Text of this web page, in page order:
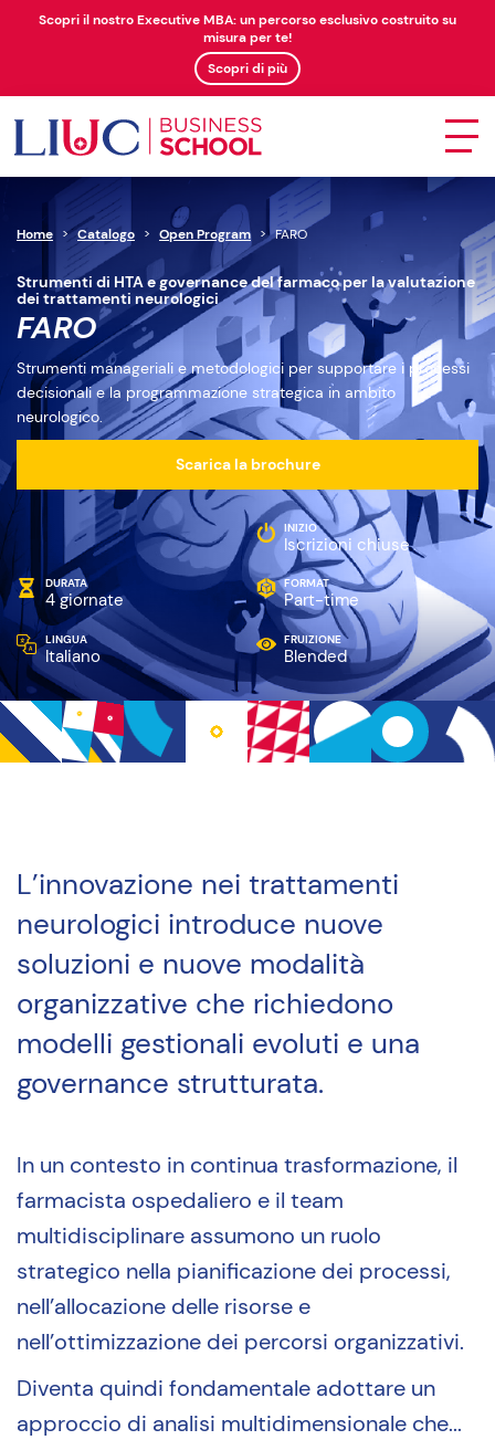
Scopri il nostro Executive MBA: un percorso esclusivo costruito su
misura per te!
Scopri di più
Home > Catalogo > Open Program > FARO
Strumenti di HTA e governance del farmaco per la valutazione
dei trattamenti neurologici
FARO
Strumenti manageriali e metodologici per supportare i processi
decisionali e la programmazione strategica in ambito
neurologico.
Scarica la brochure
INIZIO
Iscrizioni chiuse
DURATA
4 giornate
FORMAT
Part-time
LINGUA
Italiano
FRUIZIONE
Blended
L’innovazione nei trattamenti
neurologici introduce nuove
soluzioni e nuove modalità
organizzative che richiedono
modelli gestionali evoluti e una
governance strutturata.
In un contesto in continua trasformazione, il
farmacista ospedaliero e il team
multidisciplinare assumono un ruolo
strategico nella pianificazione dei processi,
nell’allocazione delle risorse e
nell’ottimizzazione dei percorsi organizzativi.
Diventa quindi fondamentale adottare un
approccio di analisi multidimensionale che...